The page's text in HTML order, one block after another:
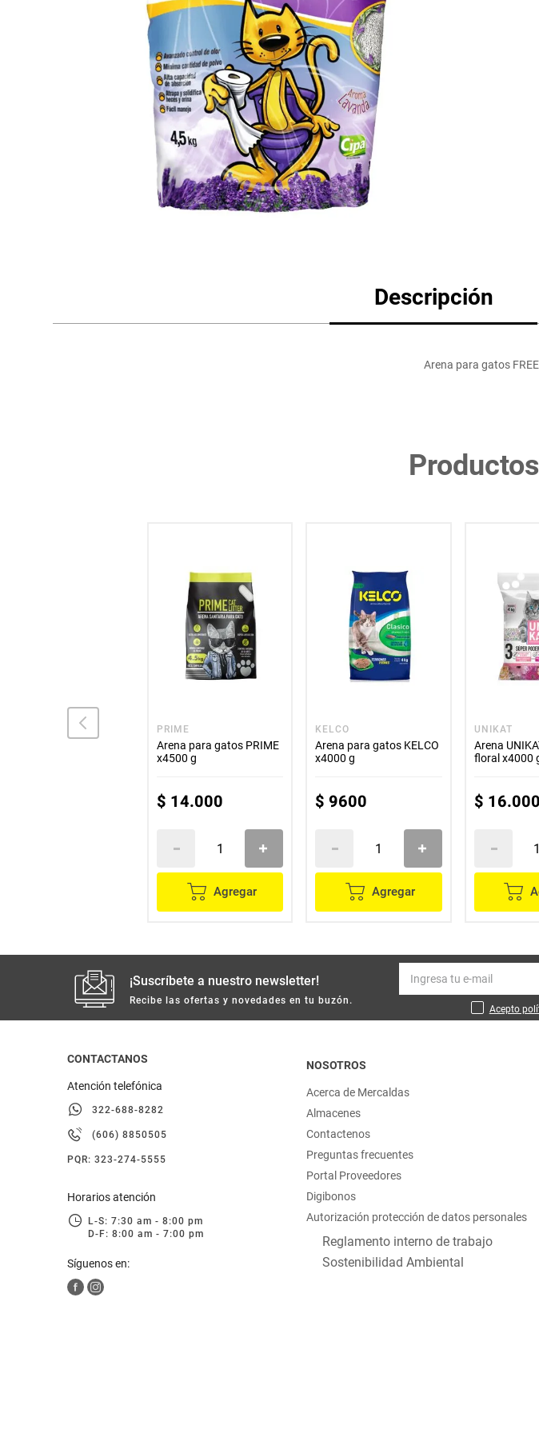
lácteos y refrigerados
cuidado del bebé
otros
Descripción
Arena para gatos
PRIME
Arena para gatos PRIME
x4500 g
$ 14.000
Agregar
KELCO
Arena para gatos KELCO
x4000 g
$ 9600
Agregar
UNIKAT
Arena
floral x4000
$ 16.000
¡Suscríbete a nuestro newsletter!
Recibe las ofertas y novedades en tu buzón.
Acepto
CONTACTANOS
Atención telefónica
322-688-8282
(606) 8850505
PQR: 323-274-5555
Horarios atención
L-S: 7:30 am - 8:00 pm
D-F: 8:00 am - 7:00 pm
Síguenos en:
NOSOTROS
Acerca de Mercaldas
Almacenes
Contactenos
Preguntas frecuentes
Portal Proveedores
Digibonos
Autorización protección de datos personales
Reglamento interno de trabajo
Sostenibilidad Ambiental
Arroz